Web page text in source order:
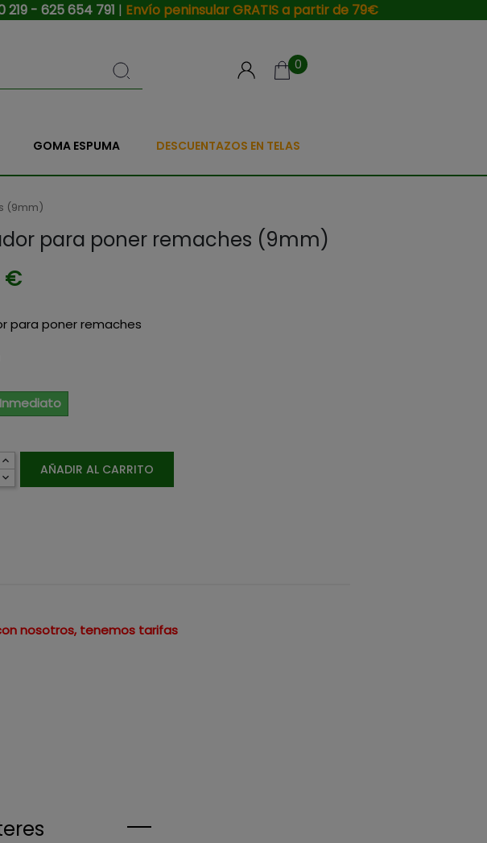
219 - 625 654 791 | Envío peninsular GRATIS a partir de 79€
0
GOMA ESPUMA DESCUENTAZOS EN TELAS
(9mm)
para poner remaches (9mm)
€
para poner remaches
AÑADIR AL CARRITO
nosotros, tenemos tarifas